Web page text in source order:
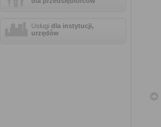
Usługi dla instytucji,
urzędów